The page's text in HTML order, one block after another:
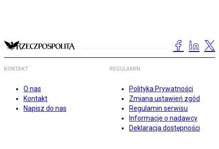
KONTAKT
O nas
Kontakt
Napisz do nas
REGULAMIN
Polityka Prywatności
Zmiana ustawień zgód
Regulamin serwisu
Informacje o nadawcy
Deklaracja dostępności